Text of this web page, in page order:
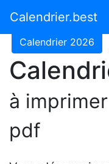
Calendrier.best
Calendrier 2024
Calendrier 2026
à
pdf